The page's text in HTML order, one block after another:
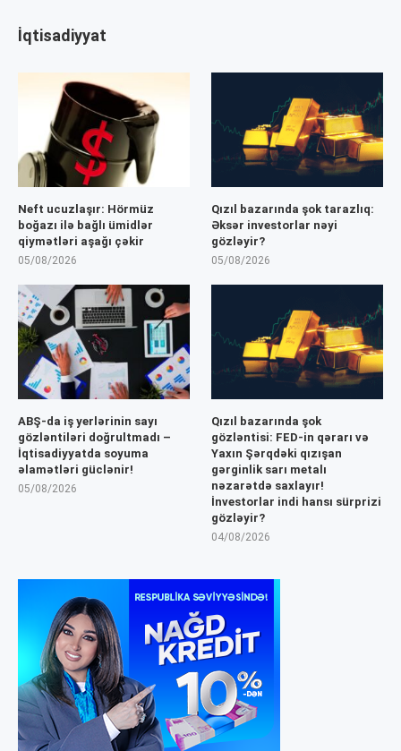
İqtisadiyyat
Neft ucuzlaşır: Hörmüz
boğazı ilə bağlı ümidlər
qiymətləri aşağı çəkir
05/08/2026
Qızıl bazarında şok tarazlıq:
Əksər investorlar nəyi
gözləyir?
05/08/2026
ABŞ-da iş yerlərinin sayı
gözləntiləri doğrultmadı –
İqtisadiyyatda soyuma
əlamətləri güclənir!
05/08/2026
Qızıl bazarında şok
gözləntisi: FED-in qərarı və
Yaxın Şərqdəki qızışan
gərginlik sarı metalı
nəzarətdə saxlayır!
İnvestorlar indi hansı sürprizi
gözləyir?
04/08/2026